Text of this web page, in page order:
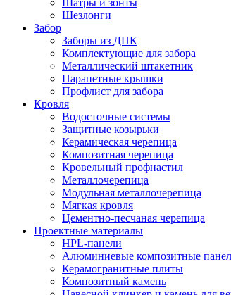
Шатры и зонты
Шезлонги
Забор
Заборы из ДПК
Комплектующие для забора
Металлический штакетник
Парапетные крышки
Профлист для забора
Кровля
Водосточные системы
Защитные козырьки
Керамическая черепица
Композитная черепица
Кровельный профнастил
Металлочерепица
Модульная металлочерепица
Мягкая кровля
Цементно-песчаная черепица
Проектные материалы
HPL-панели
Алюминиевые композитные
Керамогранитные плиты
Композитный камень